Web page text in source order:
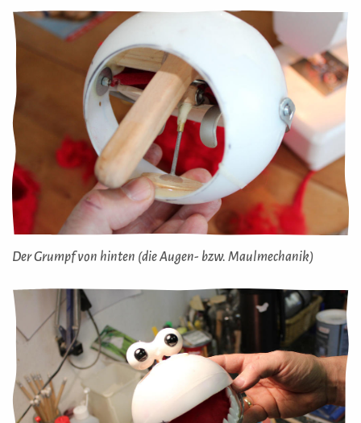
Der Grumpf von hinten (die Augen- bzw. Maulmechanik)